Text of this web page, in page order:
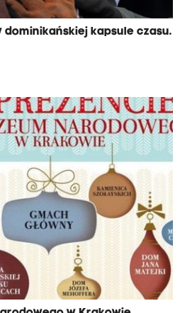
dominikańskiej kapsule czasu.